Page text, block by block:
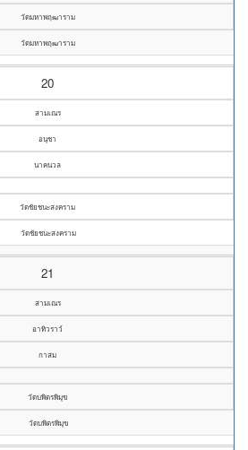
วัดมหาพฤฒาราม
วัดมหาพฤฒาราม
20
สามเณร
อนุชา
นาคนวล
วัดชัยชนะสงคราม
วัดชัยชนะสงคราม
21
สามเณร
อาทิวราว์
กาสม
วัดบพิตรพิมุข
วัดบพิตรพิมุข